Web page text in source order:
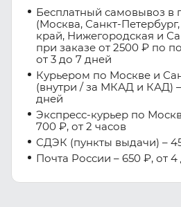
Бесплатный самовывоз в
(Москва, Санкт-
край, Нижегородская и
при заказе от 2500 ₽ по
от 3 до 7 дней
Курьером по Москве и
(внутри / за МКАД и КАД)
дней
Экспресс-курьер по
700 ₽, от 2 часов
СДЭК (пункты выдачи) –
Почта России – 650 ₽, от